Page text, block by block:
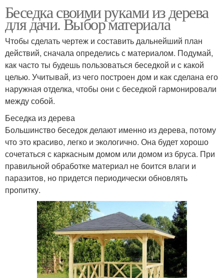
Беседка своими руками из дерева
для дачи. Выбор материала
Чтобы сделать чертеж и составить дальнейший план
действий, сначала определись с материалом. Подумай,
как часто ты будешь пользоваться беседкой и с какой
целью. Учитывай, из чего построен дом и как сделана его
наружная отделка, чтобы они с беседкой гармонировали
между собой.
Беседка из дерева
Большинство беседок делают именно из дерева, потому
что это красиво, легко и экологично. Она будет хорошо
сочетаться с каркасным домом или домом из бруса. При
правильной обработке материал не боится влаги и
паразитов, но придется периодически обновлять
пропитку.